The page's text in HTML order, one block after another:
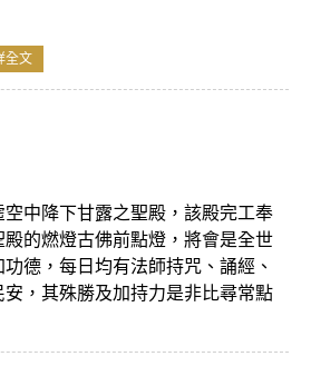
全文
中降下甘露之聖殿，該殿完工奉
的燃燈古佛前點燈，將會是全世
德，每日均有法師持咒、誦經、
，其殊勝及加持力是非比尋常點